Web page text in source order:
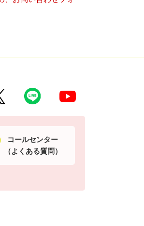
コールセンター
（よくある質問）